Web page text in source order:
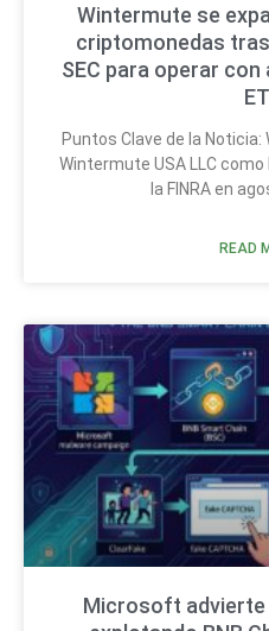
Wintermute se
criptomonedas
SEC para operar
Puntos Clave de la
Wintermute USA LLC
la FINRA en
READ
Microsoft advierte